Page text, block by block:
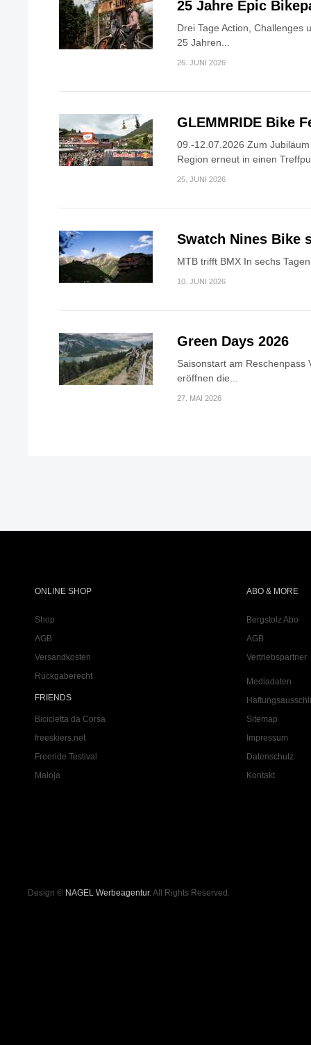
25 Jahre Epic
Drei Tage Action, Challenges
25 Jahren...
26. JUNI 2026
GLEMMRIDE Bike
09.-12.07.2026 Zum
Region erneut in einen
25. JUNI 2026
Swatch Nines Bike
MTB trifft BMX In sechs
10. JUNI 2026
Green Days 2026
Saisonstart am Reschenpass
eröffnen die...
27. MAI 2026
ONLINE SHOP
Shop
AGB
Versandkosten
Rückgaberecht
FRIENDS
Bicicletta da Corsa
freeskiers.net
Freeride Testival
Maloja
ABO & MORE
Bergstolz Abo
AGB
Vertriebspartner
Mediadaten
Sitemap
Impressum
Datenschutz
Kontakt
Design © NAGEL Werbeagentur. All Rights Reserved.